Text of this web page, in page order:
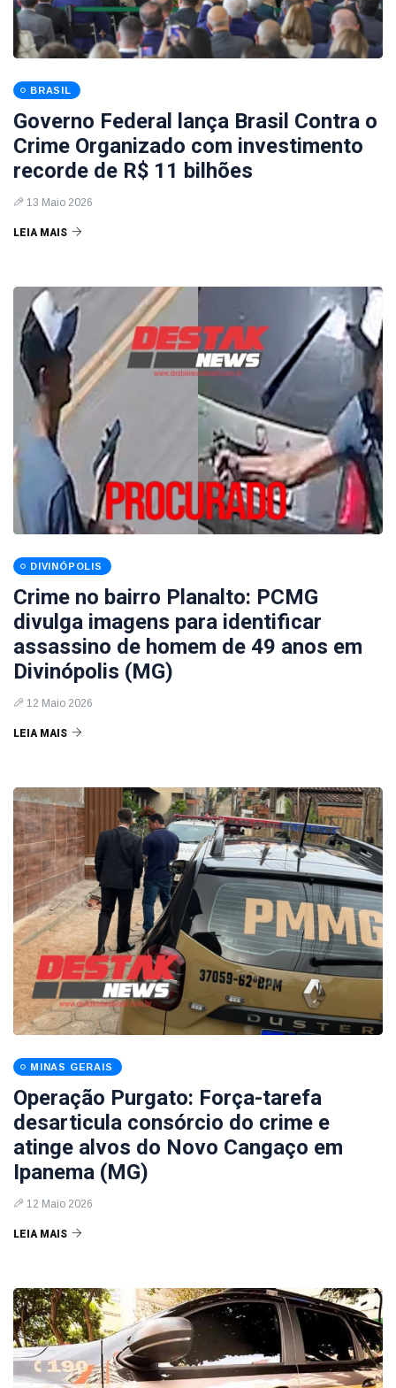
BRASIL
Governo Federal lança Brasil Contra o
Crime Organizado com investimento
recorde de R$ 11 bilhões
13 Maio 2026
LEIA MAIS
DIVINÓPOLIS
Crime no bairro Planalto: PCMG
divulga imagens para identificar
assassino de homem de 49 anos em
Divinópolis (MG)
12 Maio 2026
LEIA MAIS
MINAS GERAIS
Operação Purgato: Força-tarefa
desarticula consórcio do crime e
atinge alvos do Novo Cangaço em
Ipanema (MG)
12 Maio 2026
LEIA MAIS